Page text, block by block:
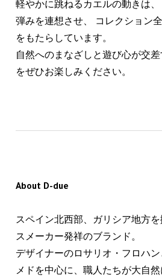
軽やかに跳ねるカエルの動きは
弾みを連想させ、 コレクション
をもたらしています。
自然へのまなざしと遊び心が交
をぜひお楽しみください。
About D-due
スペイン北西部、ガリシア地方
スメーカー発祥のブランド。
デザイナーのロサリオ・フロハ
メドを中心に、職人たちが大自